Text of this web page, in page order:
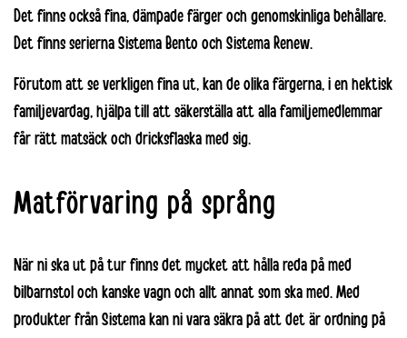
Det finns också fina, dämpade färger och genomskinliga behållare.
Det finns serierna Sistema Bento och Sistema Renew.
Förutom att se verkligen fina ut, kan de olika färgerna, i en hektisk
familjevardag, hjälpa till att säkerställa att alla familjemedlemmar
får rätt matsäck och dricksflaska med sig.
Matförvaring på språng
När ni ska ut på tur finns det mycket att hålla reda på med
bilbarnstol och kanske vagn och allt annat som ska med. Med
produkter från Sistema kan ni vara säkra på att det är ordning på